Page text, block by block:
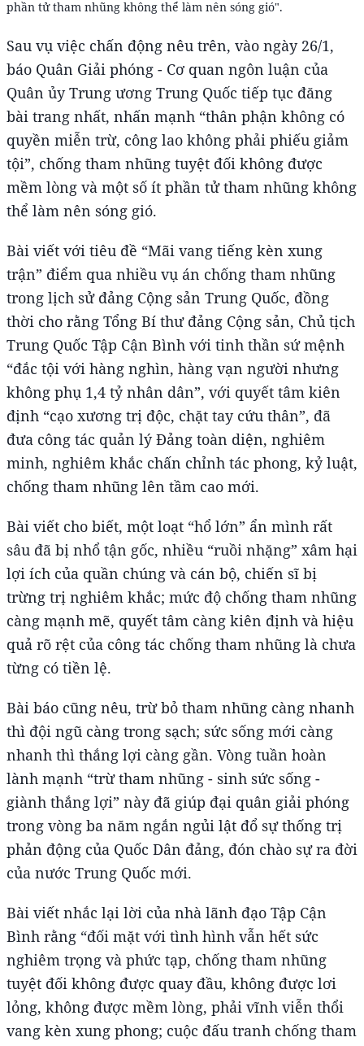
phần tử tham nhũng không thể làm nên sóng gió".
Sau vụ việc chấn động nêu trên, vào ngày 26/1,
báo Quân Giải phóng - Cơ quan ngôn luận của
Quân ủy Trung ương Trung Quốc tiếp tục đăng
bài trang nhất, nhấn mạnh “thân phận không có
quyền miễn trừ, công lao không phải phiếu giảm
tội”, chống tham nhũng tuyệt đối không được
mềm lòng và một số ít phần tử tham nhũng không
thể làm nên sóng gió.
Bài viết với tiêu đề “Mãi vang tiếng kèn xung
trận” điểm qua nhiều vụ án chống tham nhũng
trong lịch sử đảng Cộng sản Trung Quốc, đồng
thời cho rằng Tổng Bí thư đảng Cộng sản, Chủ tịch
Trung Quốc Tập Cận Bình với tinh thần sứ mệnh
“đắc tội với hàng nghìn, hàng vạn người nhưng
không phụ 1,4 tỷ nhân dân”, với quyết tâm kiên
định “cạo xương trị độc, chặt tay cứu thân”, đã
đưa công tác quản lý Đảng toàn diện, nghiêm
minh, nghiêm khắc chấn chỉnh tác phong, kỷ luật,
chống tham nhũng lên tầm cao mới.
Bài viết cho biết, một loạt “hổ lớn” ẩn mình rất
sâu đã bị nhổ tận gốc, nhiều “ruồi nhặng” xâm hại
lợi ích của quần chúng và cán bộ, chiến sĩ bị
trừng trị nghiêm khắc; mức độ chống tham nhũng
càng mạnh mẽ, quyết tâm càng kiên định và hiệu
quả rõ rệt của công tác chống tham nhũng là chưa
từng có tiền lệ.
Bài báo cũng nêu, trừ bỏ tham nhũng càng nhanh
thì đội ngũ càng trong sạch; sức sống mới càng
nhanh thì thắng lợi càng gần. Vòng tuần hoàn
lành mạnh “trừ tham nhũng - sinh sức sống -
giành thắng lợi” này đã giúp đại quân giải phóng
trong vòng ba năm ngắn ngủi lật đổ sự thống trị
phản động của Quốc Dân đảng, đón chào sự ra đời
của nước Trung Quốc mới.
Bài viết nhắc lại lời của nhà lãnh đạo Tập Cận
Bình rằng “đối mặt với tình hình vẫn hết sức
nghiêm trọng và phức tạp, chống tham nhũng
tuyệt đối không được quay đầu, không được lơi
lỏng, không được mềm lòng, phải vĩnh viễn thổi
vang kèn xung phong; cuộc đấu tranh chống tham